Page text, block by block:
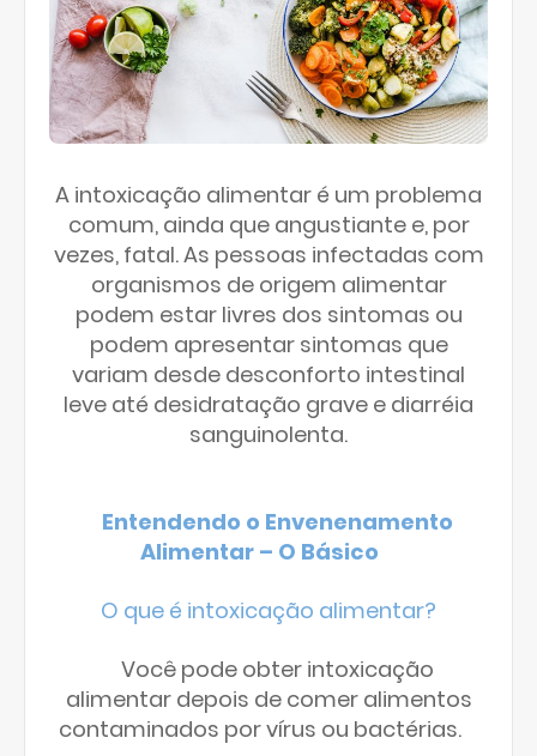
A intoxicação alimentar é um problema
comum, ainda que angustiante e, por
vezes, fatal. As pessoas infectadas com
organismos de origem alimentar
podem estar livres dos sintomas ou
podem apresentar sintomas que
variam desde desconforto intestinal
leve até desidratação grave e diarréia
sanguinolenta.
Entendendo o Envenenamento
Alimentar – O Básico
O que é intoxicação alimentar?
Você pode obter intoxicação
alimentar depois de comer alimentos
contaminados por vírus ou bactérias.